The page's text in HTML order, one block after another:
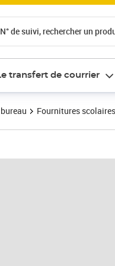
N° de suivi, rechercher un
transfert de courrier
Fournitures scolaires